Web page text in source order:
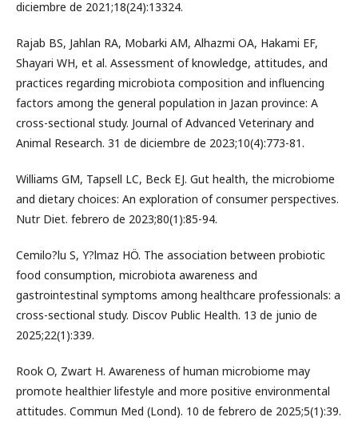
diciembre de 2021;18(24):13324.
Rajab BS, Jahlan RA, Mobarki AM, Alhazmi OA, Hakami EF,
Shayari WH, et al. Assessment of knowledge, attitudes, and
practices regarding microbiota composition and influencing
factors among the general population in Jazan province: A
cross-sectional study. Journal of Advanced Veterinary and
Animal Research. 31 de diciembre de 2023;10(4):773-81.
Williams GM, Tapsell LC, Beck EJ. Gut health, the microbiome
and dietary choices: An exploration of consumer perspectives.
Nutr Diet. febrero de 2023;80(1):85-94.
Cemilo?lu S, Y?lmaz HÖ. The association between probiotic
food consumption, microbiota awareness and
gastrointestinal symptoms among healthcare professionals: a
cross-sectional study. Discov Public Health. 13 de junio de
2025;22(1):339.
Rook O, Zwart H. Awareness of human microbiome may
promote healthier lifestyle and more positive environmental
attitudes. Commun Med (Lond). 10 de febrero de 2025;5(1):39.